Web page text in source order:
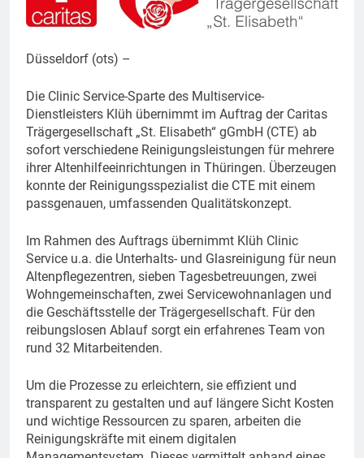
Düsseldorf (ots) –
Die Clinic Service-Sparte des Multiservice-
Dienstleisters Klüh übernimmt im Auftrag der Caritas
Trägergesellschaft „St. Elisabeth“ gGmbH (CTE) ab
sofort verschiedene Reinigungsleistungen für mehrere
ihrer Altenhilfeeinrichtungen in Thüringen. Überzeugen
konnte der Reinigungsspezialist die CTE mit einem
passgenauen, umfassenden Qualitätskonzept.
Im Rahmen des Auftrags übernimmt Klüh Clinic
Service u.a. die Unterhalts- und Glasreinigung für neun
Altenpflegezentren, sieben Tagesbetreuungen, zwei
Wohngemeinschaften, zwei Servicewohnanlagen und
die Geschäftsstelle der Trägergesellschaft. Für den
reibungslosen Ablauf sorgt ein erfahrenes Team von
rund 32 Mitarbeitenden.
Um die Prozesse zu erleichtern, sie effizient und
transparent zu gestalten und auf längere Sicht Kosten
und wichtige Ressourcen zu sparen, arbeiten die
Reinigungskräfte mit einem digitalen